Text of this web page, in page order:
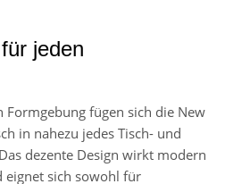
jeden
fügen sich die New
in nahezu jedes Tisch- und
dezente Design wirkt modern
eignet sich sowohl für